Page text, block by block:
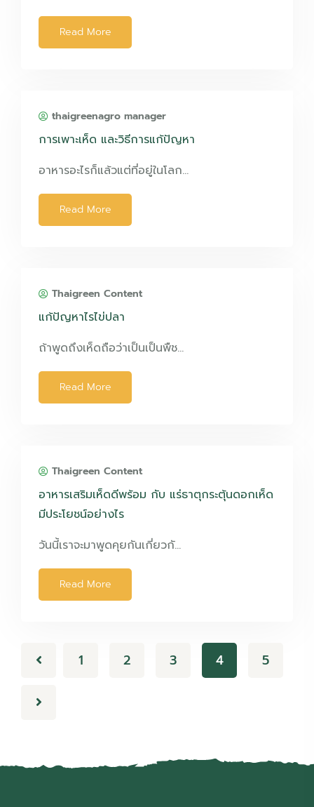
Read More
thaigreenagro manager
การเพาะเห็ด และวิธีการแก้ปัญหา
อาหารอะไรก็แล้วแต่ที่อยู่ในโลก…
Read More
Thaigreen Content
แก้ปัญหาไรไข่ปลา
ถ้าพูดถึงเห็ดถือว่าเป็นเป็นพืช…
Read More
Thaigreen Content
อาหารเสริมเห็ดดีพร้อม กับ แร่ธาตุกระตุ้นดอกเห็ด
มีประโยชน์อย่างไร
วันนี้เราจะมาพูดคุยกันเกี่ยวกั…
Read More
1 2 3 4 5